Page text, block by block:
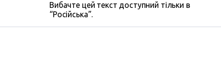
Вибачте цей текст доступний тільки в
“Російська”.